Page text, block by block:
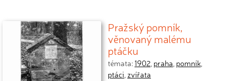
Pražský pomník,
věnovaný malému
ptáčku
témata:1902, praha, pomník,
ptáci, zvířata